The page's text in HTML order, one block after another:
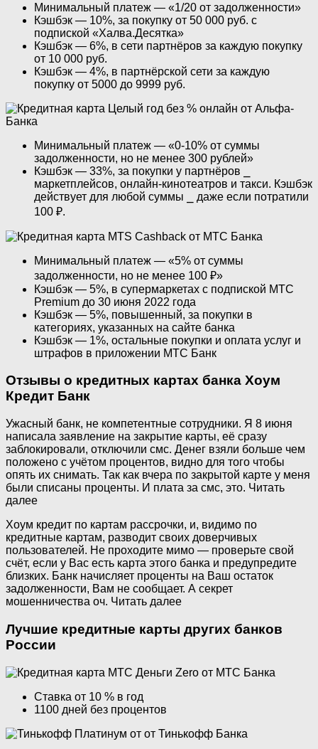
Минимальный платеж — «1/20 от задолженности»
Кэшбэк — 10%, за покупку от 50 000 руб. с
подпиской «Халва.Десятка»
Кэшбэк — 6%, в сети партнёров за каждую покупку
от 10 000 руб.
Кэшбэк — 4%, в партнёрской сети за каждую
покупку от 5000 до 9999 руб.
Минимальный платеж — «0-10% от суммы
задолженности, но не менее 300 рублей»
Кэшбэк — 33%, за покупки у партнёров ⎯
маркетплейсов, онлайн-кинотеатров и такси. Кэшбэк
действует для любой суммы ⎯ даже если потратили
100 ₽.
Минимальный платеж — «5% от суммы
задолженности, но не менее 100 ₽»
Кэшбэк — 5%, в супермаркетах с подпиской МТС
Premium до 30 июня 2022 года
Кэшбэк — 5%, повышенный, за покупки в
категориях, указанных на сайте банка
Кэшбэк — 1%, остальные покупки и оплата услуг и
штрафов в приложении МТС Банк
Отзывы о кредитных картах банка Хоум
Кредит Банк
Ужасный банк, не компетентные сотрудники. Я 8 июня
написала заявление на закрытие карты, её сразу
заблокировали, отключили смс. Денег взяли больше чем
положено с учётом процентов, видно для того чтобы
опять их снимать. Так как вчера по закрытой карте у меня
были списаны проценты. И плата за смс, это. Читать
далее
Хоум кредит по картам рассрочки, и, видимо по
кредитные картам, разводит своих доверчивых
пользователей. Не проходите мимо — проверьте свой
счёт, если у Вас есть карта этого банка и предупредите
близких. Банк начисляет проценты на Ваш остаток
задолженности, Вам не сообщает. А секрет
мошенничества оч. Читать далее
Лучшие кредитные карты других банков
России
Ставка от 10 % в год
1100 дней без процентов